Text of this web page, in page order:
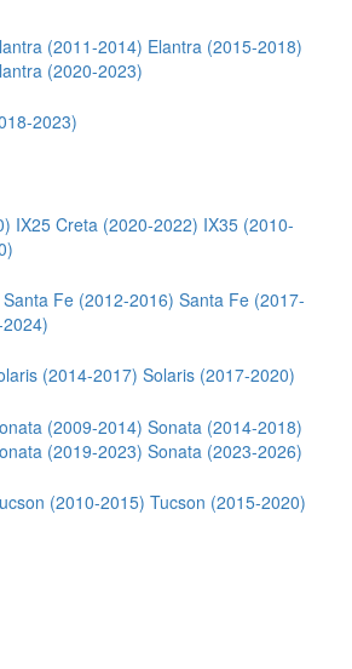
(2011-2014) Elantra (2015-2018)
(2020-2023)
2023)
IX25 Creta (2020-2022) IX35 (2010-
Santa Fe (2012-2016) Santa Fe (2017-
(2014-2017) Solaris (2017-2020)
(2009-2014) Sonata (2014-2018)
(2019-2023) Sonata (2023-2026)
(2010-2015) Tucson (2015-2020)